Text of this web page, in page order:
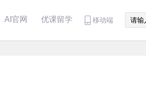
AI官网 优课留学 移动端